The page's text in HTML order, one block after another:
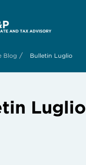
Blog / Bulletin Luglio
Luglio